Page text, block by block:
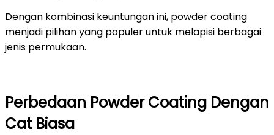
Dengan kombinasi keuntungan ini, powder coating
menjadi pilihan yang populer untuk melapisi berbagai
jenis permukaan.
Perbedaan Powder Coating Dengan
Cat Biasa